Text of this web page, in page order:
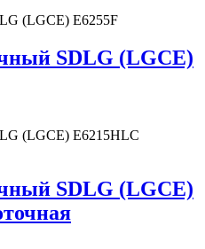
SDLG (LGCE)
SDLG (LGCE)